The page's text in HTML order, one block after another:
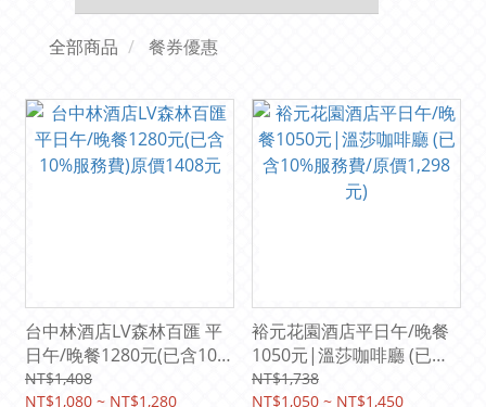
全部商品 餐券優惠
台中林酒店LV森林百匯 平
日午/晚餐1280元(已含10%
服務費)原價1408元
NT$1,408
NT$1,080 ~ NT$1,280
裕元花園酒店平日午/晚餐
1050元|溫莎咖啡廳 (已含
10%服務費/原價1,298元)
NT$1,738
NT$1,050 ~ NT$1,450